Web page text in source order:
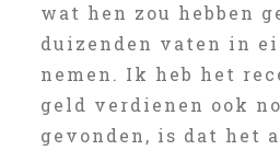
wat hen zou hebben
duizenden vaten in
nemen. Ik heb het
geld verdienen ook
gevonden, is dat het